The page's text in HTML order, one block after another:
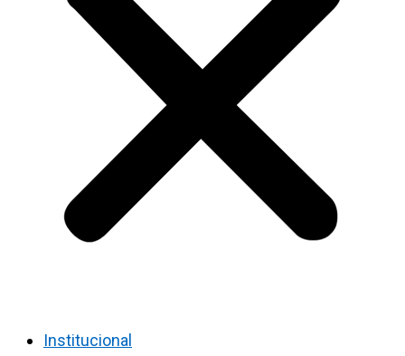
Institucional